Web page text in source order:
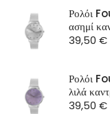
ST Watch
Ρολόι
ασημί
39,50 €
Ρολόι
λιλά
39,50 €